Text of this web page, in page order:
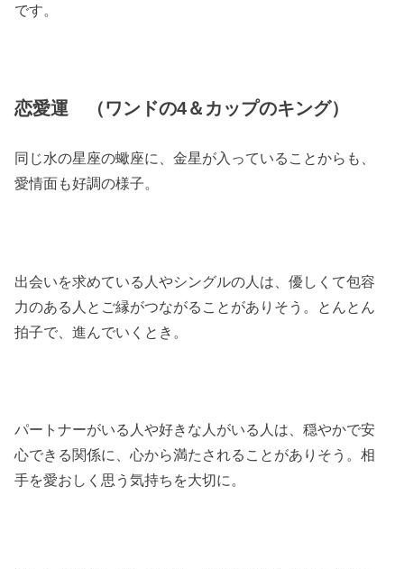
です。
恋愛運 （ワンドの4＆カップのキング）
同じ水の星座の蠍座に、金星が入っていることからも、
愛情面も好調の様子。
出会いを求めている人やシングルの人は、優しくて包容
力のある人とご縁がつながることがありそう。とんとん
拍子で、進んでいくとき。
パートナーがいる人や好きな人がいる人は、穏やかで安
心できる関係に、心から満たされることがありそう。相
手を愛おしく思う気持ちを大切に。